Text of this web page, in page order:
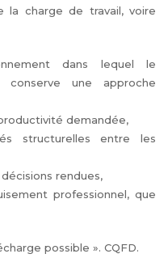
la charge de travail, voire
dans lequel le
conserve une approche
demandée,
structurelles entre les
rendues,
professionnel, que
possible ». CQFD.